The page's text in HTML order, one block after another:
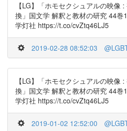
【LG】「ホモセクシュアルの映像
換」国文学 解釈と教材の研究 44
学灯社 https://t.co/cvZtq46LJ5
2019-02-28 08:52:03
【LG】「ホモセクシュアルの映像
換」国文学 解釈と教材の研究 44
学灯社 https://t.co/cvZtq46LJ5
2019-01-02 12:52:00